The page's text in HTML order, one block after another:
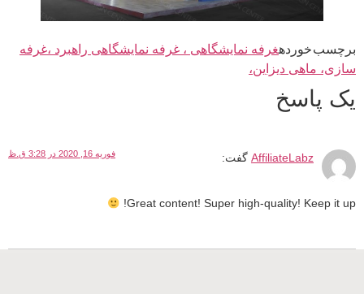
برچسب خوردهغرفه نمایشگاهی ، غرفه نمایشگاهی راهبرد ،غرفه
سازی، ماهی دیزاین،
یک پاسخ
AffiliateLabz گفت: فوریه 16, 2020 در 3:28 ق.ظ
Great content! Super high-quality! Keep it up!